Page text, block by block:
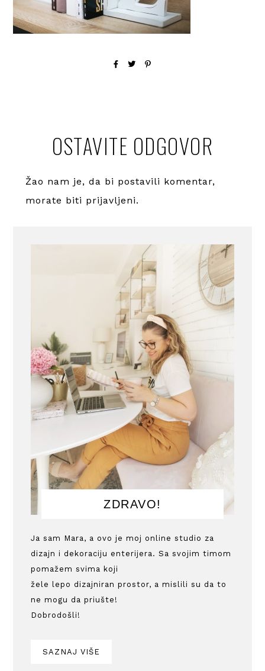
OSTAVITE ODGOVOR
Žao nam je, da bi postavili komentar,
morate biti prijavljeni.
ZDRAVO!
Ja sam Mara, a ovo je moj online studio za
dizajn i dekoraciju enterijera. Sa svojim timom
pomažem svima koji
žele lepo dizajniran prostor, a mislili su da to
ne mogu da priušte!
Dobrodošli!
SAZNAJ VIŠE